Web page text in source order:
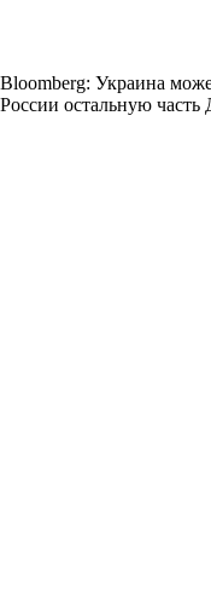
Bloomberg: Украина
России остальную часть